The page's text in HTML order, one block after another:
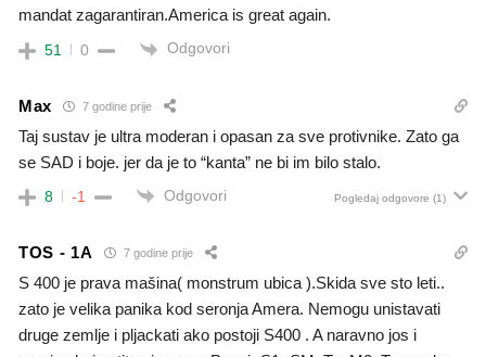
mandat zagarantiran.America is great again.
51 0 Odgovori
Max 7 godine prije
Taj sustav je ultra moderan i opasan za sve protivnike. Zato ga
se SAD i boje. jer da je to “kanta” ne bi im bilo stalo.
8 -1 Odgovori Pogledaj odgovore (1)
TOS - 1A 7 godine prije
S 400 je prava mašina( monstrum ubica ).Skida sve sto leti..
zato je velika panika kod seronja Amera. Nemogu unistavati
druge zemlje i pljackati ako postoji S400 . A naravno jos i